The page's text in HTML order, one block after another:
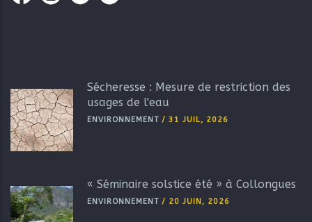
Sécheresse : Mesure de restriction des
usages de l'eau
ENVIRONNEMENT / 31 JUIL, 2026
« Séminaire solstice été » à Collongues
ENVIRONNEMENT / 20 JUIN, 2026